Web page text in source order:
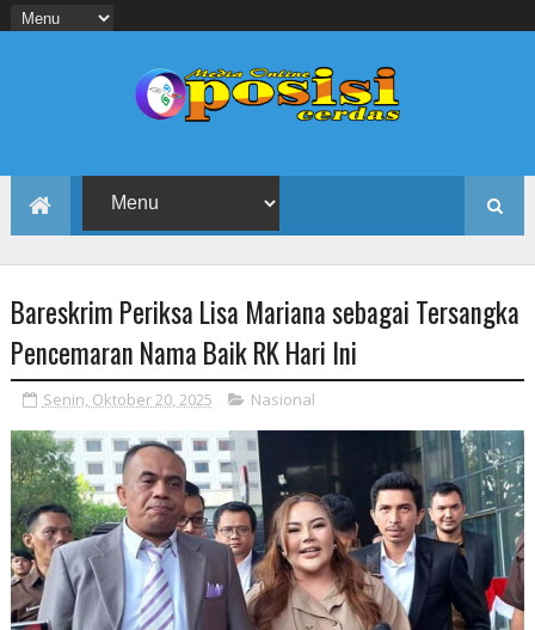
Bareskrim Periksa Lisa Mariana sebagai Tersangka
Pencemaran Nama Baik RK Hari Ini
Senin, Oktober 20, 2025 Nasional